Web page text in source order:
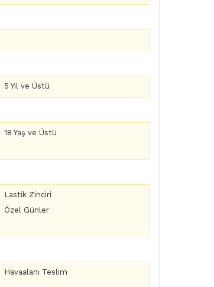
5 Yıl ve Üstü
18 Yaş ve Üstü
Lastik Zinciri
Özel Günler
Havaalanı Teslim